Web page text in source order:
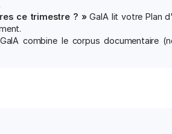
ce trimestre ? »GaIA lit votre Plan
combine le corpus documentaire